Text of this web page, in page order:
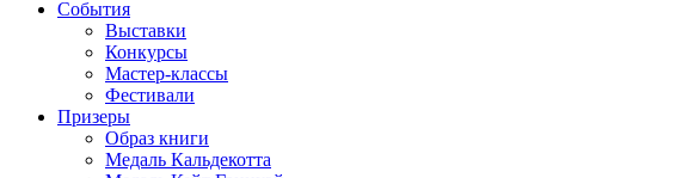
События
Выставки
Конкурсы
Мастер-классы
Фестивали
Призеры
Образ книги
Медаль Кальдекотта